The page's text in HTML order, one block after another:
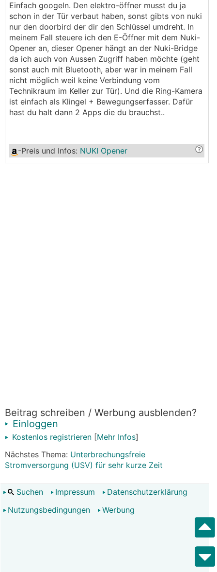
möchtest kauf dir eine RING und den Nuki
Opener. Hatte auch mal eine Btchino, aber diese
Qualität des Bildes (vor allem bei Nacht) ist eine
Frechheit was die kostet..! Habe jetzt die Ring
mit elektronischem Öffner und Nuki ansteuerung,
das ganze hat vl. max. 300 gekostet und
funktioniert problemlos! Kann ich jedem
empfehlen!
---------------
@PS86 hast evtl einen Link zu der Rind mit
Einfach googeln. Den elektro-öffner musst du ja
schon in der Tür verbaut haben, sonst gibts von nuki
nur den doorbird der dir den Schlüssel umdreht. In
meinem Fall steuere ich den E-Öffner mit dem Nuki-
Opener an, dieser Opener hängt an der Nuki-Bridge
da ich auch von Aussen Zugriff haben möchte (geht
sonst auch mit Bluetooth, aber war in meinem Fall
nicht möglich weil keine Verbindung vom
Technikraum im Keller zur Tür). Und die Ring-Kamera
ist einfach als Klingel + Bewegungserfasser. Dafür
hast du halt dann 2 Apps die du brauchst..
-Preis und Infos: NUKI Opener
Beitrag schreiben / Werbung ausblenden?
Einloggen
Kostenlos registrieren [Mehr Infos]
Nächstes Thema: Unterbrechungsfreie
Stromversorgung (USV) für sehr kurze Zeit
Suchen Impressum
Datenschutzerklärung
Nutzungsbedingungen
Werbung